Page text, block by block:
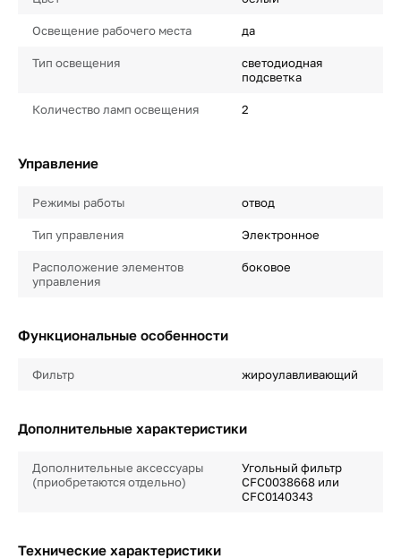
Освещение рабочего места да
Тип освещения
светодиодная
подсветка
Количество ламп освещения 2
Управление
Режимы работы отвод
Тип управления Электронное
Расположение элементов
управления
боковое
Функциональные особенности
Фильтр жироулавливающий
Дополнительные характеристики
Дополнительные аксессуары
(приобретаются отдельно)
Угольный фильтр
CFC0038668 или
CFC0140343
Технические характеристики